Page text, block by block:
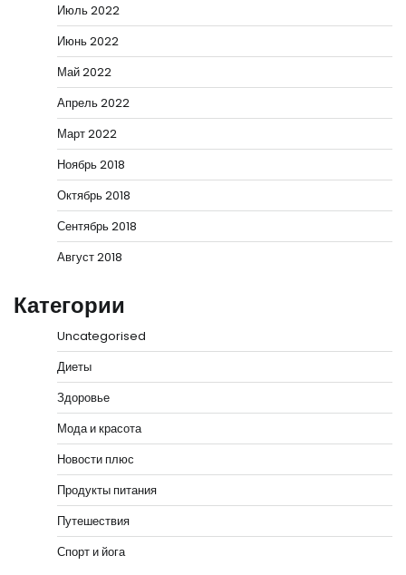
Июль 2022
Июнь 2022
Май 2022
Апрель 2022
Март 2022
Ноябрь 2018
Октябрь 2018
Сентябрь 2018
Август 2018
Категории
Uncategorised
Диеты
Здоровье
Мода и красота
Новости плюс
Продукты питания
Путешествия
Спорт и йога